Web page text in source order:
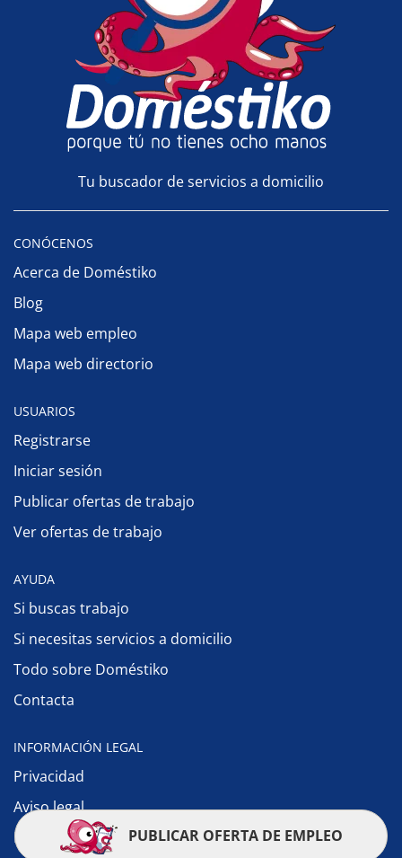
Tu buscador de servicios a domicilio
CONÓCENOS
Acerca de Doméstiko
Blog
Mapa web empleo
Mapa web directorio
USUARIOS
Registrarse
Iniciar sesión
Publicar ofertas de trabajo
Ver ofertas de trabajo
AYUDA
Si buscas trabajo
Si necesitas servicios a domicilio
Todo sobre Doméstiko
Contacta
INFORMACIÓN LEGAL
Privacidad
Aviso legal
Política de cookiesPUBLICAR OFERTA DE EMPLEO